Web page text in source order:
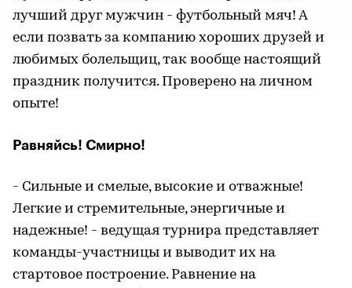
лучший друг мужчин - футбольный мяч! А
если позвать за компанию хороших друзей и
любимых болельщиц, так вообще настоящий
праздник получится. Проверено на личном
опыте!
Равняйсь! Смирно!
- Сильные и смелые, высокие и отважные!
Легкие и стремительные, энергичные и
надежные! - ведущая турнира представляет
команды-участницы и выводит их на
стартовое построение. Равнение на